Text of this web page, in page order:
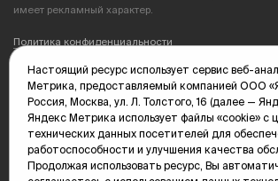
имеет рекламный характер.
Политика конфиденциальности
Редакция: 625035, Тюмень, пр.
(3452) 68-89-05
edit@vsluh.ru
Главный редактор: Панкина Т.Ю.
kika@vsluh.ru
Настоящий ресурс использует сервис веб-
Метрика, предоставляемый компанией ООО
Россия, Москва, ул. Л. Толстого, 16 (далее —
Яндекс Метрика использует файлы «cookie» с
технических данных посетителей для
работоспособности и улучшения качества
Продолжая использовать ресурс, Вы